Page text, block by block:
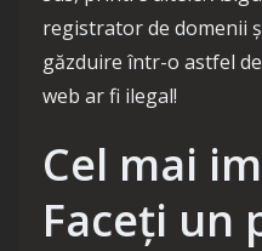
registrator de domenii
găzduire într-o astfel
web ar fi ilegal!
Cel mai
Faceți un